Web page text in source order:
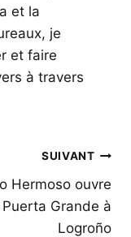
et la
je
et faire
à travers
SUIVANT
Hermoso ouvre
Puerta Grande à
Logroño